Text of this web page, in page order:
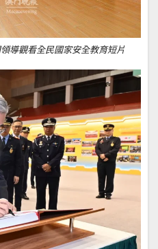
導觀看全民國家安全教育短片